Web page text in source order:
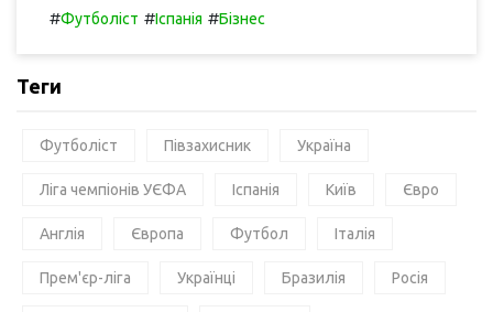
#Футболіст #Іспанія #Бізнес
Теги
Футболіст Півзахисник Україна
Ліга чемпіонів УЄФА Іспанія Київ Євро
Англія Європа Футбол Італія
Прем'єр-ліга Українці Бразилія Росія